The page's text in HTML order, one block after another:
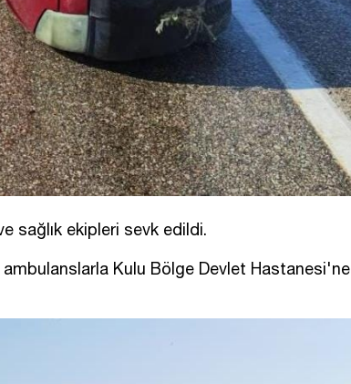
sağlık ekipleri sevk edildi.
ambulanslarla Kulu Bölge Devlet Hastanesi'ne